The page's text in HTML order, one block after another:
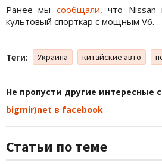
Ранее мы сообщали, что Nissan
культовый спорткар с мощным V6.
Теги: Украина китайские авто
Не пропусти другие интересные
bigmir)net в facebook
Статьи по теме